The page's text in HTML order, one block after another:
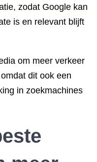
zodat Google kan
is en relevant blijft
om meer verkeer
dit ook een
in zoekmachines